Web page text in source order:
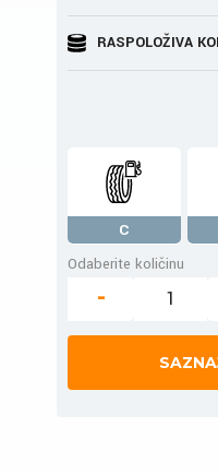
RASPOLOŽIVA
C
Odaberite količinu
-